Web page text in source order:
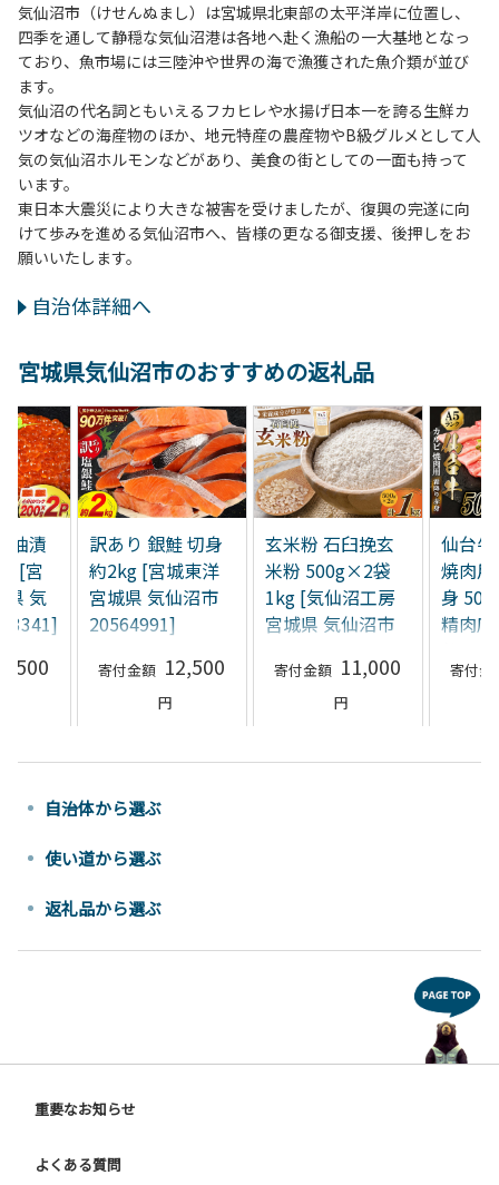
気仙沼市（けせんぬまし）は宮城県北東部の太平洋岸に位置し、
四季を通して静穏な気仙沼港は各地へ赴く漁船の一大基地となっ
ており、魚市場には三陸沖や世界の海で漁獲された魚介類が並び
ます。
気仙沼の代名詞ともいえるフカヒレや水揚げ日本一を誇る生鮮カ
ツオなどの海産物のほか、地元特産の農産物やB級グルメとして人
気の気仙沼ホルモンなどがあり、美食の街としての一面も持って
います。
東日本大震災により大きな被害を受けましたが、復興の完遂に向
けて歩みを進める気仙沼市へ、皆様の更なる御支援、後押しをお
願いいたします。
自治体詳細へ
宮城県気仙沼市のおすすめの返礼品
油漬
[宮
県 気
訳あり 銀鮭 切身
約2kg [宮城東洋
宮城県 気仙沼市
20564991]
12,500
玄米粉 石臼挽玄
米粉 500g×2袋
1kg [気仙沼工房
宮城県 気仙沼市
11,000
仙台牛
焼肉
身
精肉
自治体から選ぶ
使い道から選ぶ
返礼品から選ぶ
重要なお知らせ
よくある質問